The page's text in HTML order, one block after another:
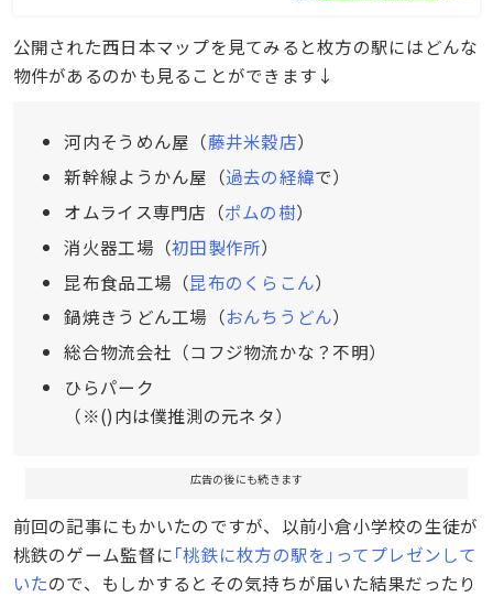
公開された西日本マップを見てみると枚方の駅にはどんな
物件があるのかも見ることができます↓
河内そうめん屋（藤井米穀店）
新幹線ようかん屋（過去の経緯で）
オムライス専門店（ポムの樹）
消火器工場（初田製作所）
昆布食品工場（昆布のくらこん）
鍋焼きうどん工場（おんちうどん）
総合物流会社（コフジ物流かな？不明）
ひらパーク
（※()内は僕推測の元ネタ）
広告の後にも続きます
前回の記事にもかいたのですが、以前小倉小学校の生徒が
桃鉄のゲーム監督に｢桃鉄に枚方の駅を｣ってプレゼンして
いたので、もしかするとその気持ちが届いた結果だったり